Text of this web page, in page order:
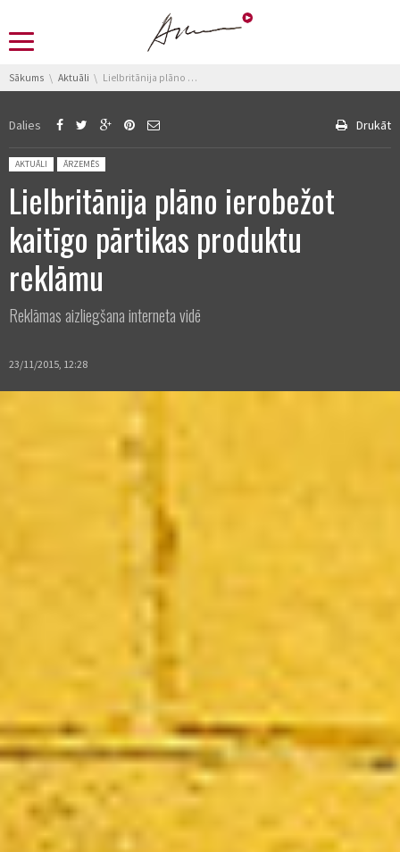
You are here:
Sākums Aktuāli Lielbritānija plāno ierobežot kaitīgo pārtikas produktu reklāmu
Dalies Drukāt
Posted in:
AKTUĀLI ĀRZEMĒS
Lielbritānija plāno ierobežot
kaitīgo pārtikas produktu
reklāmu
Reklāmas aizliegšana interneta vidē
23/11/2015, 12:28